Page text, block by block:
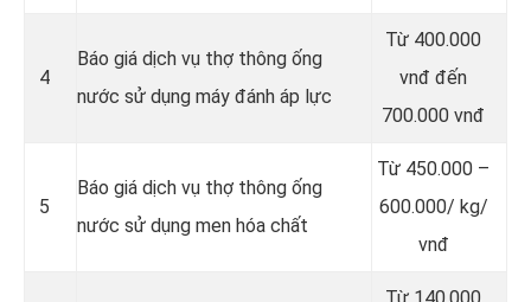
4
Báo giá dịch vụ thợ thông ống
nước sử dụng máy đánh áp lực
Từ 400.000
vnđ đến
700.000 vnđ
5
Báo giá dịch vụ thợ thông ống
nước sử dụng men hóa chất
Từ 450.000 –
600.000/ kg/
vnđ